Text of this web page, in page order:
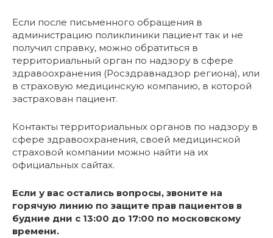
Если после письменного обращения в
администрацию поликлиники пациент так и не
получил справку, можно обратиться в
территориальный орган по надзору в сфере
здравоохранения (Росздравнадзор региона), или
в страховую медицинскую компанию, в которой
застрахован пациент.
Контакты территориальных органов по надзору в
сфере здравоохранения, своей медицинской
страховой компании можно найти на их
официальных сайтах.
Если у вас остались вопросы, звоните на
горячую линию по защите прав пациентов в
будние дни с 13:00 до 17:00 по московскому
времени.